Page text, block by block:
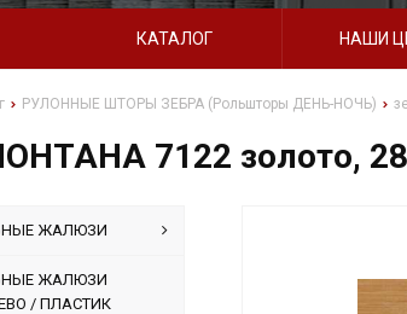
КАТАЛОГ НАШИ
РУЛОННЫЕ ШТОРЫ ЗЕБРА (Рольшторы ДЕНЬ-НОЧЬ)
7122 золото,
ЖАЛЮЗИ
ЖАЛЮЗИ
/ ПЛАСТИК